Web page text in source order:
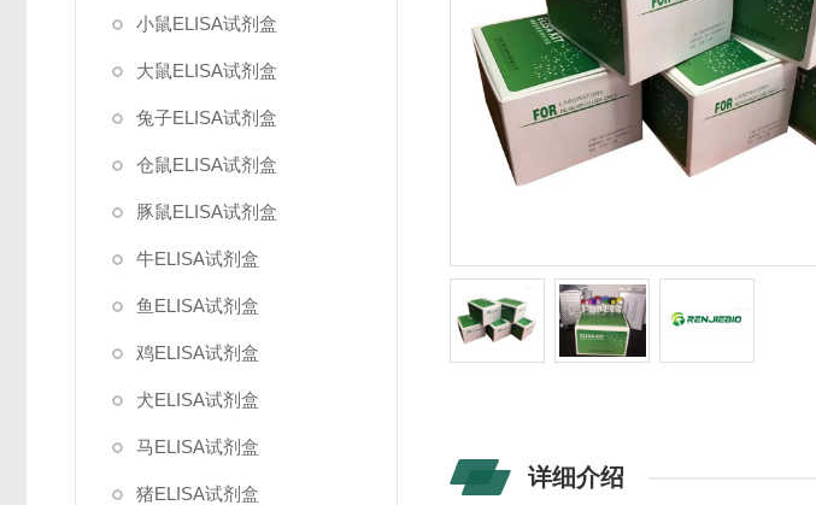
小鼠ELISA试剂盒
大鼠ELISA试剂盒
兔子ELISA试剂盒
仓鼠ELISA试剂盒
豚鼠ELISA试剂盒
牛ELISA试剂盒
鱼ELISA试剂盒
鸡ELISA试剂盒
犬ELISA试剂盒
马ELISA试剂盒
猪ELISA试剂盒
详细介绍